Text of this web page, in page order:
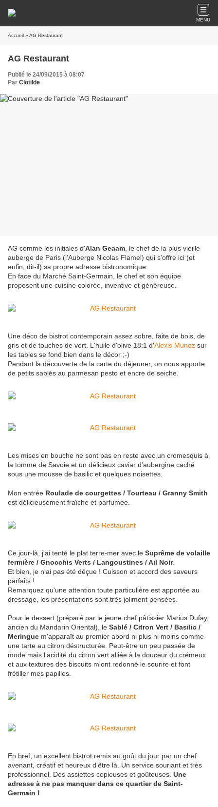
MENU
Accueil » AG Restaurant
AG Restaurant
Publié le 24/09/2015 à 08:07
Par Clotilde
AG comme les initiales d'Alan Geaam , le chef de la plus vieille
auberge de Paris (l'Auberge Nicolas Flamel) qui s'offre ici (et
enfin, dit-il) sa propre adresse bistronomique.
En face du Marché Saint-Germain, le chef et son équipe
proposent une cuisine colorée, inventive et généreuse.
Une déco de bistrot contemporain assez sobre, faite de bois, de
gris et de touches de vert. L'huile d'olive 18:1 d'Alexis Munoz sur
les tables se fond bien dans le décor ;-)
Pendant la découverte de la carte du déjeuner, on nous apporte
de petits sablés au parmesan pesto et encre de seiche.
Les mises en bouche ne sont pas en reste avec un cromesquis à
la tomme de Savoie et un délicieux caviar d'aubergine caché
sous une mousse de basilic et quelques noisettes.
Mon entrée Roulade de courgettes / Tourteau / Granny Smith
est délicieusement fraîche et parfumée.
Ce jour-là, j'ai tenté le plat terre-mer avec le Suprême de volaille
fermière / Gnocchis Verts / Langoustines / Ail Noir.
Et bien, je n'ai pas été déçue ! Cuisson et accord des saveurs
parfaits !
Remarquez qu'une attention toute particulière est apportée au
dressage, les présentations sont très joliment pensées.
Pour le dessert (préparé par le jeune chef pâtissier Marius Dufay,
ancien du Mandarin Oriental), le Sablé / Citron Vert / Basilic /
Meringue m'apparaît au premier abord ni plus ni moins comme
une tarte au citron déstructurée. Peut-être un peu passée de
mode mais l'acidité du citron vert alliée à la douceur du crémeux
et aux textures des biscuits m'ont redonné le sourire et font
frétiller mes papilles.
En bref, un excellent bistrot remis au goût du jour par un chef
avenant, créatif et heureux d'être là. Un service souriant et très
professionnel. Des assiettes copieuses et goûteuses. Une
adresse à ne pas manquer dans ce quartier de Saint-
Germain !